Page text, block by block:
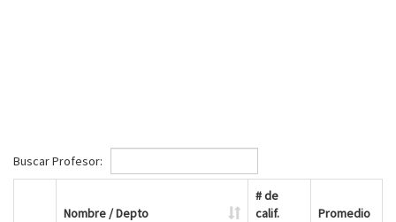
Buscar Profesor:
Nombre / Depto
# de
calif.
Promedio